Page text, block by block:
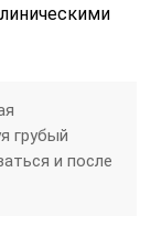
грубый
и после